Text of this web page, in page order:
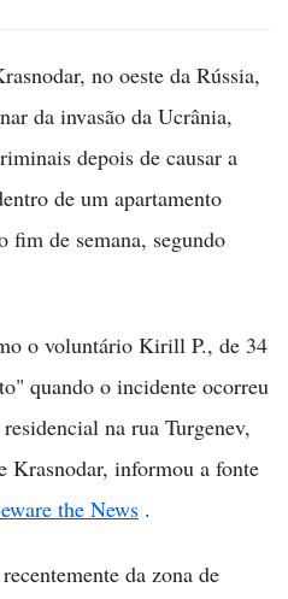
no oeste da Rússia,
da invasão da Ucrânia,
depois de causar a
de um apartamento
fim de semana, segundo
o voluntário Kirill P., de 34
quando o incidente ocorreu
na rua Turgenev,
Krasnodar, informou a fonte
the News .
da zona de